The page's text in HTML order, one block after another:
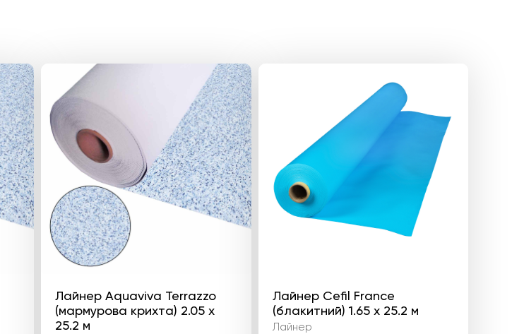
Лайнер Aquaviva Terrazzo
(мармурова крихта) 2.05 х
25.2 м
Лайнер Cefil France
(блакитний) 1.65 х 25.2 м
Лайнер